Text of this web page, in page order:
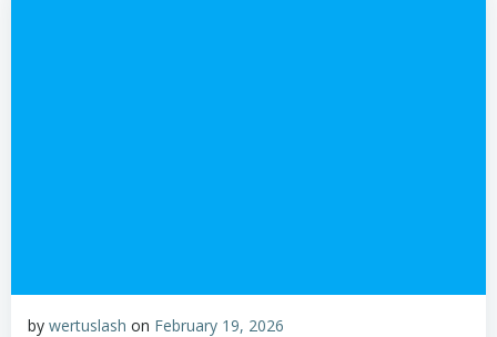
by wertuslash on February 19, 2026